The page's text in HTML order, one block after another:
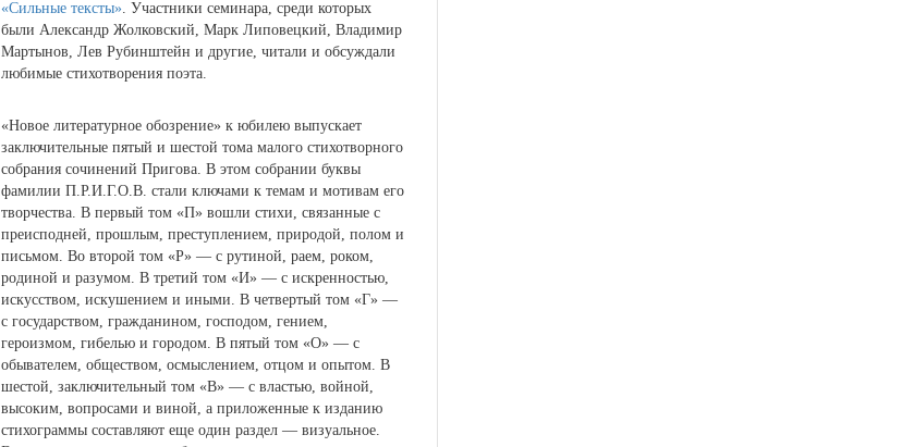
«Сильные тексты». Участники семинара, среди которых
были Александр Жолковский, Марк Липовецкий, Владимир
Мартынов, Лев Рубинштейн и другие, читали и обсуждали
любимые стихотворения поэта.
«Новое литературное обозрение» к юбилею выпускает
заключительные пятый и шестой тома малого стихотворного
собрания сочинений Пригова. В этом собрании буквы
фамилии П.Р.И.Г.О.В. стали ключами к темам и мотивам его
творчества. В первый том «П» вошли стихи, связанные с
преисподней, прошлым, преступлением, природой, полом и
письмом. Во второй том «Р» — с рутиной, раем, роком,
родиной и разумом. В третий том «И» — с искренностью,
искусством, искушением и иными. В четвертый том «Г» —
с государством, гражданином, господом, гением,
героизмом, гибелью и городом. В пятый том «О» — с
обывателем, обществом, осмыслением, отцом и опытом. В
шестой, заключительный том «В» — с властью, войной,
высоким, вопросами и виной, а приложенные к изданию
стихограммы составляют еще один раздел — визуальное.